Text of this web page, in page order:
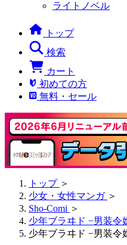
ライトノベル
トップ
検索
カート
初めての方
無料・セール
トップ ＞
少女・女性マンガ ＞
Sho-Comi ＞
少年ブラヰド −男装令
少年ブラヰド −男装令